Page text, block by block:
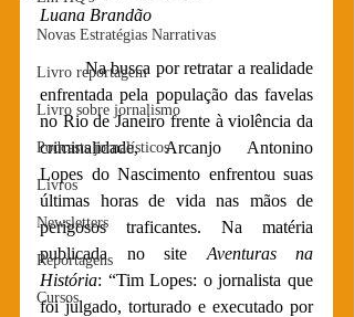
Novas Estratégias Narrativas
Livro reportagem
Livro sobre jornalismo
Podcasts jornalísticos
Livros
Newsletters
Reportagens
Cursos
Luana Brandão
Na busca por retratar a realidade
enfrentada pela população das favelas
no Rio de Janeiro frente à violência da
criminalidade, Arcanjo Antonino
Lopes do Nascimento enfrentou suas
últimas horas de vida nas mãos de
perigosos traficantes. Na matéria
publicada no site Aventuras na
História: “Tim Lopes: o jornalista que
foi julgado, torturado e executado por